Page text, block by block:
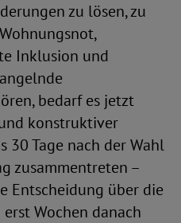
zu lösen, zu
Inklusion und
bedarf es jetzt
konstruktiver
30 Tage nach der Wahl
zusammentreten –
Entscheidung über die
Wochen danach